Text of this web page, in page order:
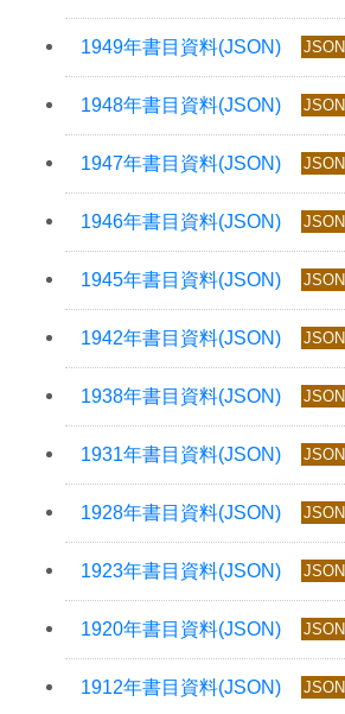
JSON
JSON
JSON
JSON
JSON
JSON
JSON
JSON
JSON
JSON
JSON
JSON